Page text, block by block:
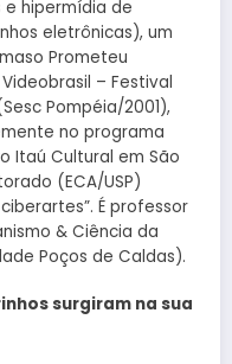
e hipermídia de
eletrônicas), um
Prometeu
– Festival
Pompéia/2001),
no programa
Itaú Cultural em São
(ECA/USP)
É professor
& Ciência da
Poços de Caldas).
surgiram na sua